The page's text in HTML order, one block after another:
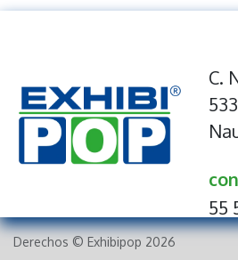
C.
55
Derechos © Exhibipop 2026